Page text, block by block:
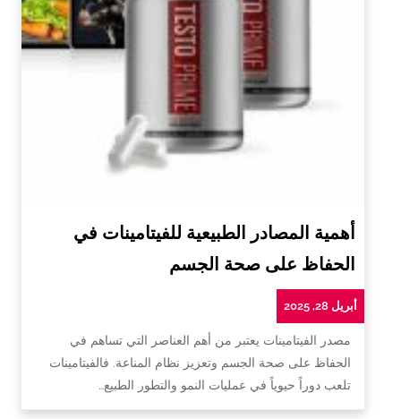
أهمية المصادر الطبيعية للفيتامينات في
الحفاظ على صحة الجسم
أبريل 28, 2025
مصدر الفيتامينات يعتبر من أهم العناصر التي تساهم في
الحفاظ على صحة الجسم وتعزيز نظام المناعة. فالفيتامينات
تلعب دوراً حيوياً في عمليات النمو والتطور الطبيع…